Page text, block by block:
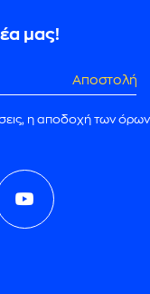
μας!
Αποστολή
η αποδοχή των όρων